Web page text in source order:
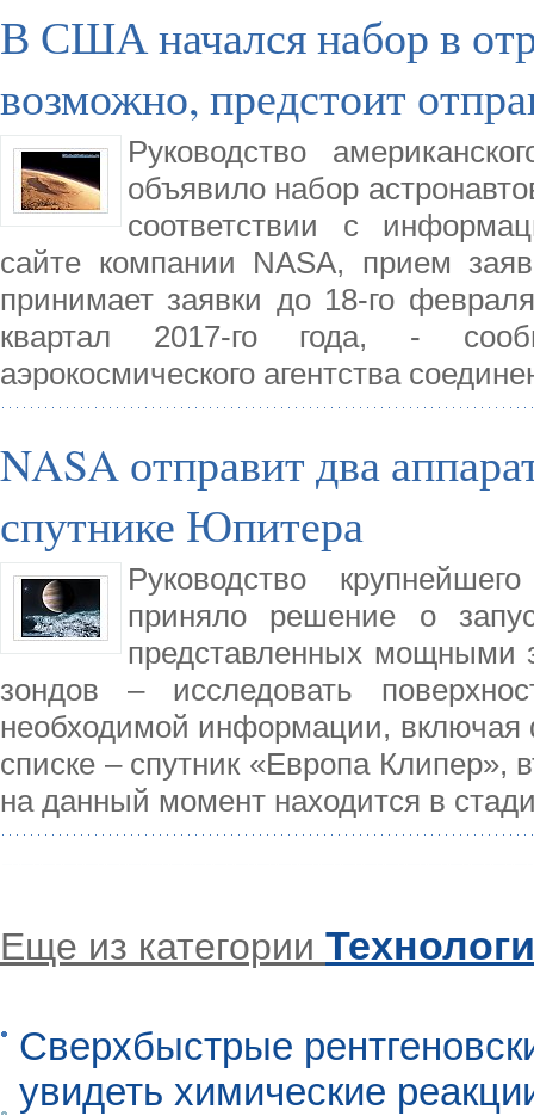
В США начался набор в
возможно, предстоит
Руководство
объявило набор
соответствии с
сайте компании NASA, прием
принимает заявки до 18-го
квартал 2017-го года, -
аэрокосмического агентства
NASA отправит два
спутнике Юпитера
Руководство
приняло решение о
представленных мощными
зондов – исследовать
необходимой информации, включая
списке – спутник «Европа Клипер»,
на данный момент находится в
Еще из категории
Сверхбыстрые
увидеть химические